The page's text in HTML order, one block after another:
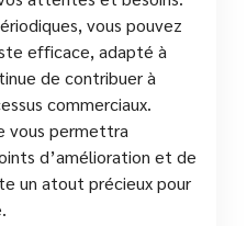
vous pouvez
efficace, adapté à
de contribuer à
commerciaux.
vous permettra
d’amélioration et de
un atout précieux pour